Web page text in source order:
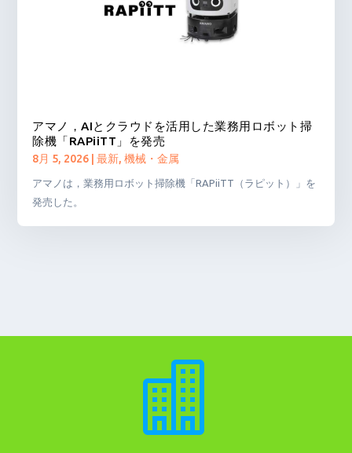
アマノ，AIとクラウドを活用した業務用ロボット掃
除機「RAPiiTT」を発売
8月 5, 2026 |最新,機械・金属
アマノは，業務用ロボット掃除機「RAPiiTT（ラピット）」を
発売した。
